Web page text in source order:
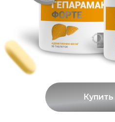
Купить